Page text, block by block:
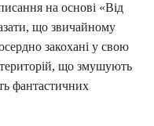
на основі «Від
що звичайному
закохані у свою
територій, що змушують
фантастичних